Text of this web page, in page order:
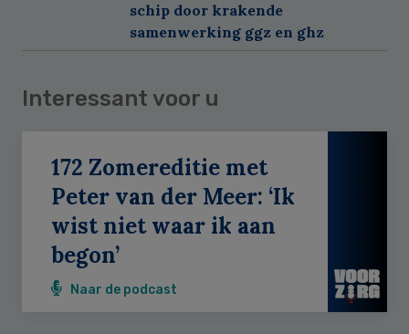
schip door krakende
samenwerking ggz en ghz
Interessant voor u
172 Zomereditie met
Peter van der Meer: ‘Ik
wist niet waar ik aan
begon’
Naar de podcast